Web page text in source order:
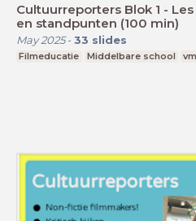
Cultuurreporters Blok 1 -
en standpunten (100 min)
May 2025- 33 slides
Filmeducatie Middelbare school